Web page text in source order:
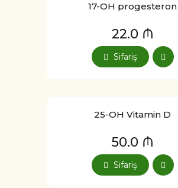
17-OH progesteron
22.0 ₼
Sifariş
25-OH Vitamin D
50.0 ₼
Sifariş